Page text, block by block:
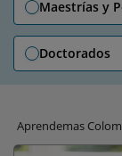
Maestrías y
Doctorados
Aprendemas
esenciales para